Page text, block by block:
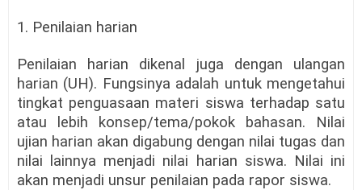
1. Penilaian harian
Penilaian harian dikenal juga dengan ulangan
harian (UH). Fungsinya adalah untuk mengetahui
tingkat penguasaan materi siswa terhadap satu
atau lebih konsep/tema/pokok bahasan. Nilai
ujian harian akan digabung dengan nilai tugas dan
nilai lainnya menjadi nilai harian siswa. Nilai ini
akan menjadi unsur penilaian pada rapor siswa.